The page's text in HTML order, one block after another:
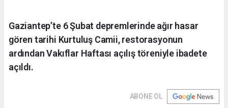
Gaziantep’te 6 Şubat depremlerinde ağır hasar
gören tarihi Kurtuluş Camii, restorasyonun
ardından Vakıflar Haftası açılış töreniyle ibadete
açıldı.
ABONE OL